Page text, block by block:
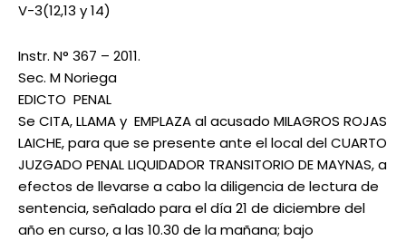
V-3(12,13 y 14)
Instr. N° 367 – 2011.
Sec. M Noriega
EDICTO PENAL
Se CITA, LLAMA y EMPLAZA al acusado MILAGROS ROJAS
LAICHE, para que se presente ante el local del CUARTO
JUZGADO PENAL LIQUIDADOR TRANSITORIO DE MAYNAS, a
efectos de llevarse a cabo la diligencia de lectura de
sentencia, señalado para el día 21 de diciembre del
año en curso, a las 10.30 de la mañana; bajo